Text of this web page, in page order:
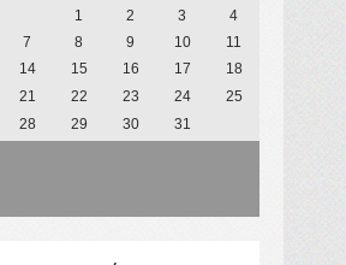
1 2 3
4
7 8 9 10
11
14 15 16 17
18
21 22 23 24
25
28 29 30 31